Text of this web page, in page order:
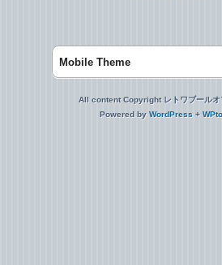
Mobile Theme
All content Copyright レトワブールオ
Powered by WordPress +